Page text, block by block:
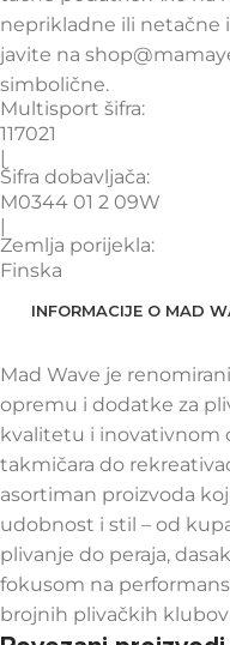
neprikladne ili netačne
javite na
simbolične.
Multisport šifra:
117021
Šifra dobavljača:
M0344 01 2 09W
Zemlja porijekla:
Finska
INFORMACIJE O MAD
Mad Wave je
opremu i dodatke za
kvalitetu i inovativnom
takmičara do
asortiman proizvoda
udobnost i stil – od
plivanje do peraja,
fokusom na
brojnih plivačkih